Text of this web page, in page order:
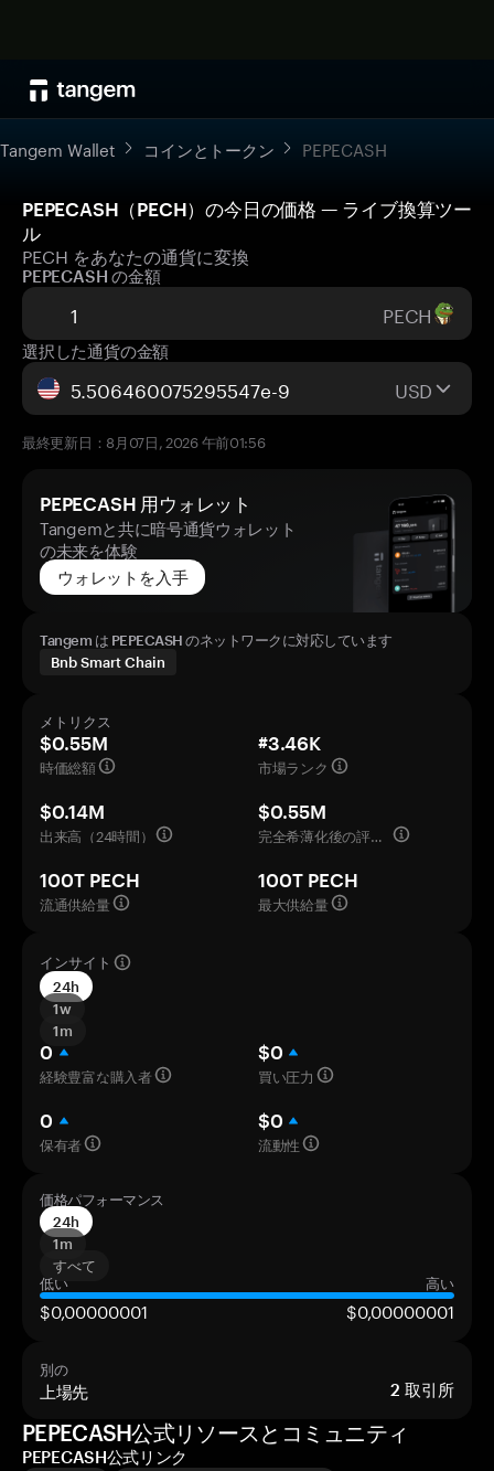
Tangem Wallet コインとトークン PEPECASH
PEPECASH（PECH）の今日の価格 — ライブ換算ツー
ル
PECH をあなたの通貨に変換
PEPECASH の金額
PECH
選択した通貨の金額
USD
最終更新日：8月07日, 2026 午前01:56
PEPECASH 用ウォレット
Tangemと共に暗号通貨ウォレット
の未来を体験
ウォレットを入手
Tangem は PEPECASH のネットワークに対応しています
Bnb Smart Chain
メトリクス
$0.55M
時価総額
#3.46K
市場ランク
$0.14M
出来高（24時間）
$0.55M
完全希薄化後の評価額
100T PECH
流通供給量
100T PECH
最大供給量
インサイト
24h
1w
1m
0
経験豊富な購入者
$0
買い圧力
0
保有者
$0
流動性
価格パフォーマンス
24h
1m
すべて
低い
高い
$0,00000001 $0,00000001
別の
上場先 2 取引所
PEPECASH公式リソースとコミュニティ
PEPECASH公式リンク